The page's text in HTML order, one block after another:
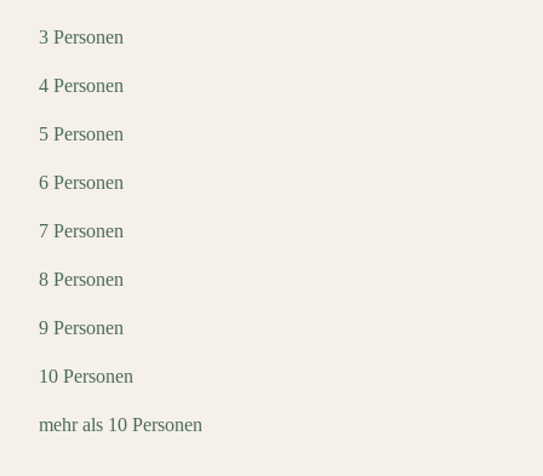
3 Personen
4 Personen
5 Personen
6 Personen
7 Personen
8 Personen
9 Personen
10 Personen
mehr als 10 Personen